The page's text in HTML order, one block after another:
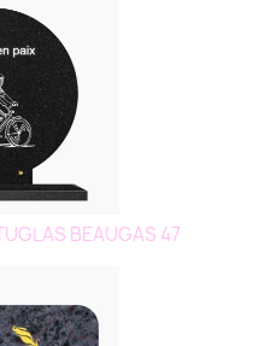
BEAUGAS 47